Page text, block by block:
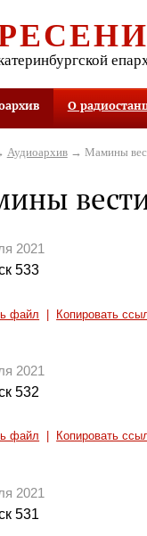
О
Аудиоархив→ Мамины
2021
533
файл Копировать
2021
532
файл Копировать
2021
531